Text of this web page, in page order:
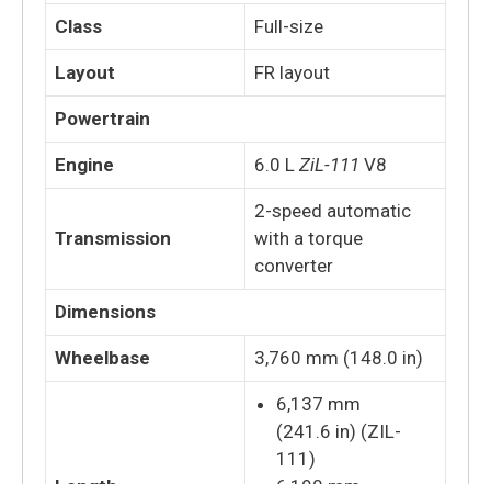
Class Full-size
Layout FR layout
Powertrain
Engine 6.0 L ZiL-111 V8
Transmission
2-speed automatic
with a torque
converter
Dimensions
Wheelbase 3,760 mm (148.0 in)
6,137 mm
(241.6 in) (ZIL-
111)